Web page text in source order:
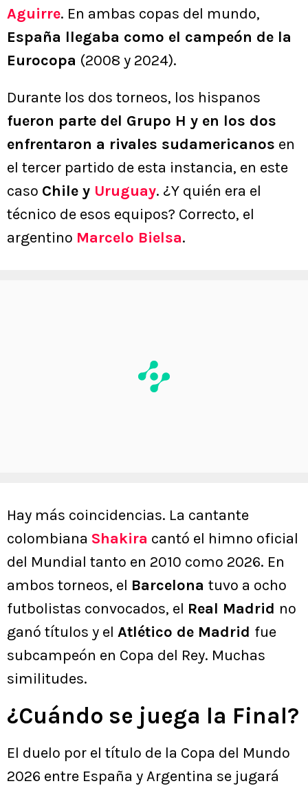
Aguirre. En ambas copas del mundo,
España llegaba como el campeón de la
Eurocopa (2008 y 2024).
Durante los dos torneos, los hispanos
fueron parte del Grupo H y en los dos
enfrentaron a rivales sudamericanos en
el tercer partido de esta instancia, en este
caso Chile y Uruguay. ¿Y quién era el
técnico de esos equipos? Correcto, el
argentino Marcelo Bielsa.
Hay más coincidencias. La cantante
colombiana Shakira cantó el himno oficial
del Mundial tanto en 2010 como 2026. En
ambos torneos, el Barcelona tuvo a ocho
futbolistas convocados, el Real Madrid no
ganó títulos y el Atlético de Madrid fue
subcampeón en Copa del Rey. Muchas
similitudes.
¿Cuándo se juega la Final?
El duelo por el título de la Copa del Mundo
2026 entre España y Argentina se jugará